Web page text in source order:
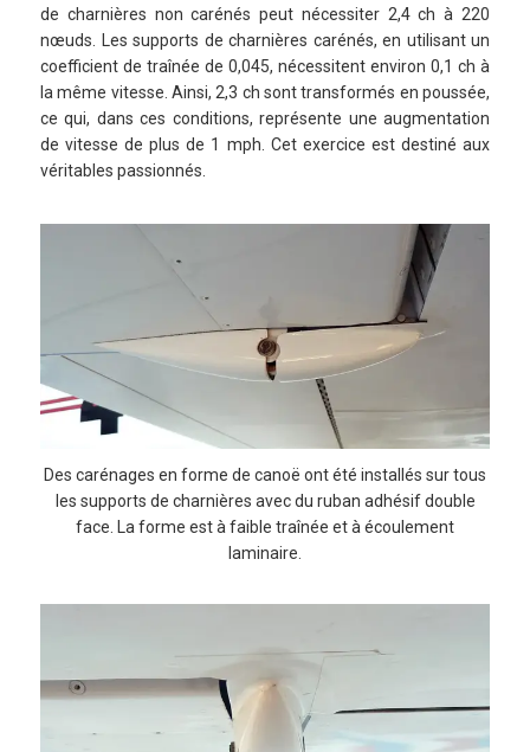
de charnières non carénés peut nécessiter 2,4 ch à 220
nœuds. Les supports de charnières carénés, en utilisant un
coefficient de traînée de 0,045, nécessitent environ 0,1 ch à
la même vitesse. Ainsi, 2,3 ch sont transformés en poussée,
ce qui, dans ces conditions, représente une augmentation
de vitesse de plus de 1 mph. Cet exercice est destiné aux
véritables passionnés.
Des carénages en forme de canoë ont été installés sur tous
les supports de charnières avec du ruban adhésif double
face. La forme est à faible traînée et à écoulement
laminaire.